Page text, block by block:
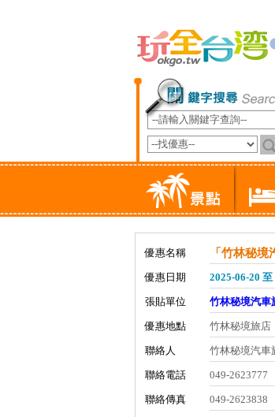
優惠名稱 「竹林秘
優惠日期 2025-06-20 至
張貼單位 竹林秘境汽車
優惠地點 竹林秘境旅店
聯絡人 竹林秘境汽車
聯絡電話 049-2623777
聯絡傳真 049-2623838